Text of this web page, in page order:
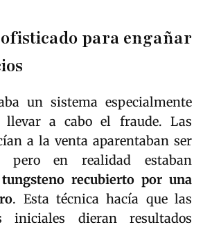
para engañar
un sistema especialmente
llevar a cabo el fraude. Las
a la venta aparentaban ser
pero en realidad estaban
tungsteno recubierto por una
. Esta técnica hacía que las
iniciales dieran resultados